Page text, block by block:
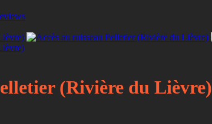
(Rivière du Lièvre)